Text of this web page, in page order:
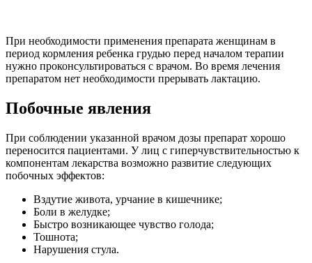
При необходимости применения препарата женщинам в
период кормления ребенка грудью перед началом терапии
нужно проконсультироваться с врачом. Во время лечения
препаратом нет необходимости прерывать лактацию.
Побочные явления
При соблюдении указанной врачом дозы препарат хорошо
переносится пациентами. У лиц с гиперчувствительностью к
компонентам лекарства возможно развитие следующих
побочных эффектов:
Вздутие живота, урчание в кишечнике;
Боли в желудке;
Быстро возникающее чувство голода;
Тошнота;
Нарушения стула.